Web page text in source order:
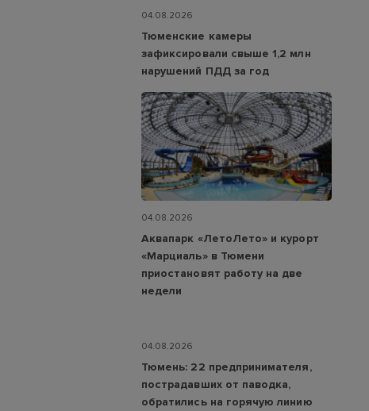
04.08.2026
Тюменские камеры
зафиксировали свыше 1,2 млн
нарушений ПДД за год
04.08.2026
Аквапарк «ЛетоЛето» и курорт
«Марциаль» в Тюмени
приостановят работу на две
недели
04.08.2026
Тюмень: 22 предпринимателя,
пострадавших от паводка,
обратились на горячую линию